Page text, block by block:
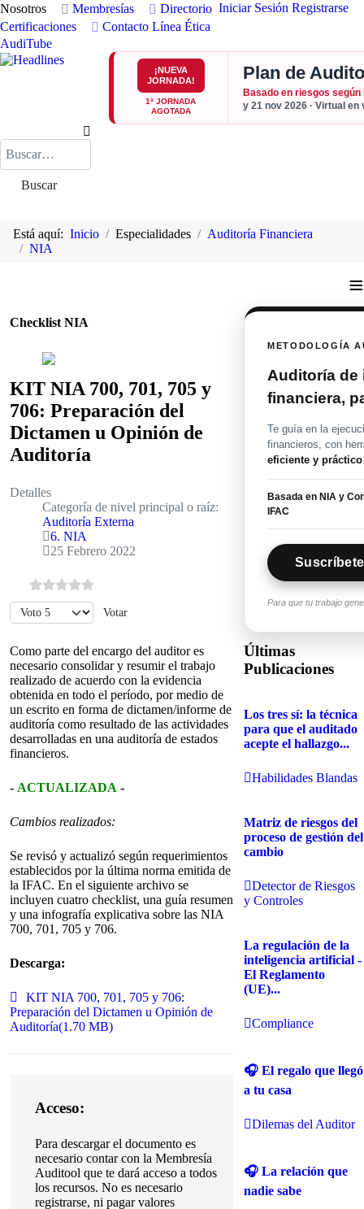
Nosotros Membresías
Directorio
Certificaciones
Contacto Línea Ética
AudiTube
Iniciar Sesión Registrarse
¡NUEVA
JORNADA!
1ª JORNADA
AGOTADA
Plan de
Basado en riesgos según
y 21 nov 2026 · Virtual en
Buscar
Buscar
Está aquí: Inicio Especialidades
Auditoría Financiera
NIA
≡
Checklist NIA
KIT NIA 700, 701, 705 y
706: Preparación del
Dictamen u Opinión de
Auditoría
Detalles
Categoría de nivel principal o raíz:
Auditoría Externa
6. NIA
25 Febrero 2022
Por favor, vote
Como parte del encargo del auditor es
necesario consolidar y resumir el trabajo
realizado de acuerdo con la evidencia
obtenida en todo el período, por medio de
un escrito en forma de dictamen/informe de
auditoría como resultado de las actividades
desarrolladas en una auditoría de estados
financieros.
- ACTUALIZADA -
Cambios realizados:
Se revisó y actualizó según requerimientos
establecidos por la última norma emitida de
la IFAC. En el siguiente archivo se
incluyen cuatro checklist, una guía resumen
y una infografía explicativa sobre las NIA
700, 701, 705 y 706.
Descarga:
Archivar
KIT NIA 700, 701, 705 y 706:
Preparación del Dictamen u Opinión de
Auditoría(1.70 MB)
Acceso:
Para descargar el documento es
necesario contar con la Membresía
Auditool que te dará acceso a todos
los recursos. No es necesario
registrarse, ni pagar valores
METODOLOGÍA
Auditoría de
financiera,
Te guía en la
financieros, con
eficiente y práctico
Basada en NIA y
IFAC
Para que tu trabajo
Últimas
Publicaciones
Los tres sí: la técnica
para que el auditado
acepte el hallazgo...
Habilidades Blandas
Matriz de riesgos del
proceso de gestión del
cambio
Detector de Riesgos
y Controles
La regulación de la
inteligencia artificial -
El Reglamento
(UE)...
Compliance
🎧 El regalo que llegó
a tu casa
Dilemas del Auditor
🎧 La relación que
nadie sabe